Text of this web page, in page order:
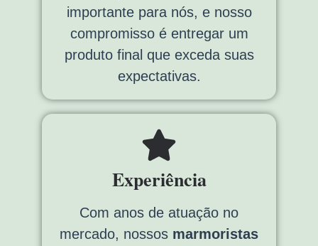
importante para nós, e nosso
compromisso é entregar um
produto final que exceda suas
expectativas.
Experiência
Com anos de atuação no
mercado, nossos marmoristas